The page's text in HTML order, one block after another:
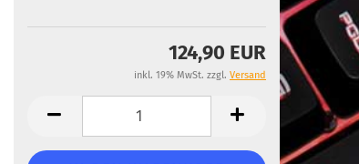
124,90 EUR
inkl. 19% MwSt. zzgl. Versand